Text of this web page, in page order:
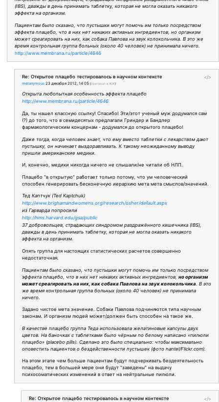
(IBS), дважды в день принимать таблетку, которая не могла оказать никакого
эффекта на организм.
Пациентам было сказано, что пустышки могут помочь им только посредством
эффекта плацебо, что в них нет никаких активных ингредиентов, но организм
может среагировать на них, как собака Павлова на звук колокольчика. В это же
время контрольная группа больных (около 40 человек) не принимала ничего.
http://www.membrana.ru/particle/4646
</>
Re: Открытое плацебо тестировалось в научном контексте
metanymous 23 декабря 2012, 14:05 (оригинал в ЖЖ)
Открыта любопытная особенность эффекта плацебо
http://www.membrana.ru/particle/4646
Да, ты нашел классную ссылку! Спасибо! Эти/этот ученый муж додумался сам
(?) до того, что в семидесятых предлагали Гриндер и Бандлер
фармакологическим концернам - додумался до открытого плацебо!
Даже тогда, когда человек знает, что ему вместо таблетки с лекарством дают
пустышку, он начинает выздоравливать. К такому неожиданному выводу
пришли американские медики.
И, конечно, медики никогда ничего не слышали/не читали об НЛП.
Плацебо "в открытую" работает только потому, что ум человеческий
способен генерировать бесконечную иерархию мета мета смыслов/значений.
Тед Каптчук (Ted Kaptchuk)
http://www.brighamandwomens.org/research/osher/default.aspx
из Гарварда попросили
http://hms.harvard.edu/gsa/public
37 добровольцев, страдающих синдромом раздражённого кишечника (IBS),
дважды в день принимать таблетку, которая не могла оказать никакого
эффекта на организм.
Опять группа для настоящих статистических расчетов совершенно
недостаточная.
Пациентам было сказано, что пустышки могут помочь им только посредством
эффекта плацебо, что в них нет никаких активных ингредиентов, но организм
может среагировать на них, как собака Павлова на звук колокольчика. В это
же время контрольная группа больных (около 40 человек) не принимала
ничего.
Задано чистое мета значение. Собаки Павлова подчиняются типа научным
законам. И организм людей может/должен быть способен на такое же.
В качестве плацебо группа Теда использовала желатиновые капсулы двух
цветов. На баночках с таблетками было чёрным по белому написано «пилюли
плацебо» (placebo pills). Сделано это было специально: чтобы максимально
оповестить пациентов о бездейственности пустышек (фото nantel/Flickr.com).
На этом этапе чем больше пациентам будут подчеркивать бездеятельность
плацебо, тем в большей мере они будут "заведены" на выдачу
психосоматических изменений в ответ на нейтральные пилюли.
</>
Re: Открытое плацебо тестировалось в научном контексте